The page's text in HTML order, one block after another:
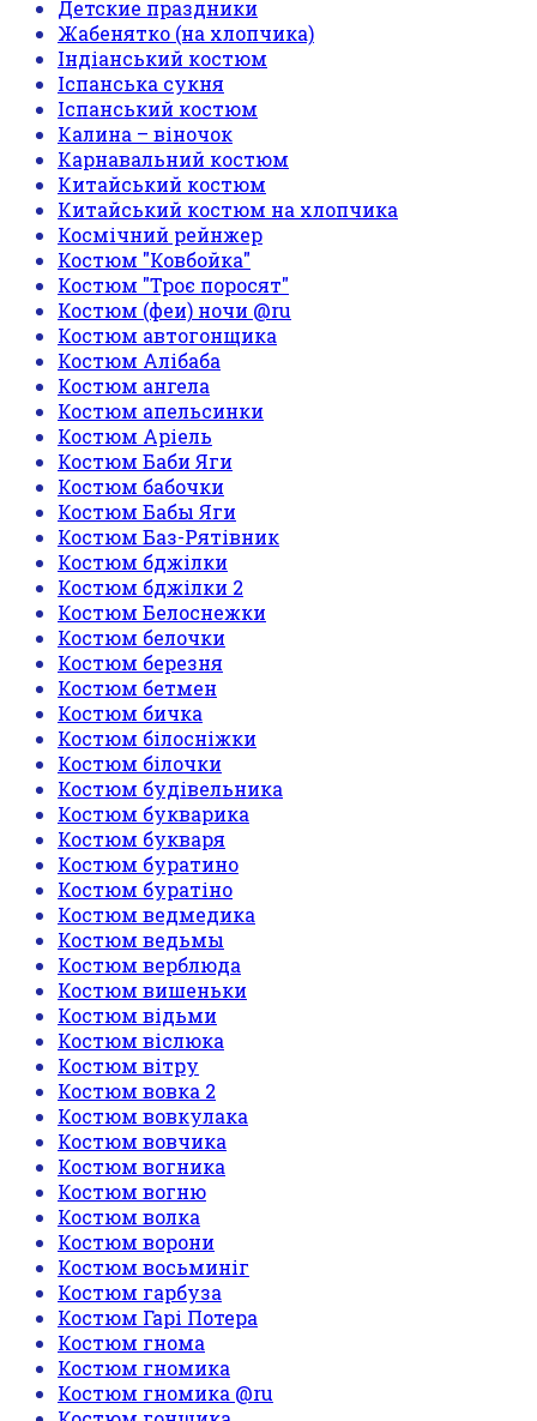
Детские праздники
Жабенятко (на хлопчика)
Індіанський костюм
Іспанська сукня
Іспанський костюм
Калина – віночок
Карнавальний костюм
Китайський костюм
Китайський костюм на хлопчика
Космічний рейнжер
Костюм "Ковбойка"
Костюм "Троє поросят"
Костюм (феи) ночи @ru
Костюм автогонщика
Костюм Алібаба
Костюм ангела
Костюм апельсинки
Костюм Аріель
Костюм Баби Яги
Костюм бабочки
Костюм Бабы Яги
Костюм Баз-Рятівник
Костюм бджілки
Костюм бджілки 2
Костюм Белоснежки
Костюм белочки
Костюм березня
Костюм бетмен
Костюм бичка
Костюм білосніжки
Костюм білочки
Костюм будівельника
Костюм букварика
Костюм букваря
Костюм буратино
Костюм буратіно
Костюм ведмедика
Костюм ведьмы
Костюм верблюда
Костюм вишеньки
Костюм відьми
Костюм віслюка
Костюм вітру
Костюм вовка 2
Костюм вовкулака
Костюм вовчика
Костюм вогника
Костюм вогню
Костюм волка
Костюм ворони
Костюм восьминіг
Костюм гарбуза
Костюм Гарі Потера
Костюм гнома
Костюм гномика
Костюм гномика @ru